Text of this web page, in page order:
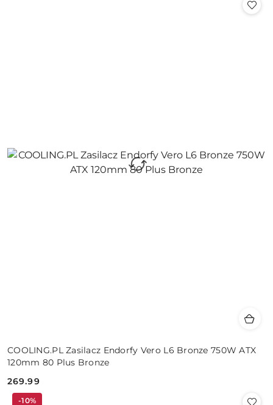
COOLING.PL Zasilacz Endorfy Vero L6 Bronze 750W ATX
120mm 80 Plus Bronze
Cena:
269.99
-10%